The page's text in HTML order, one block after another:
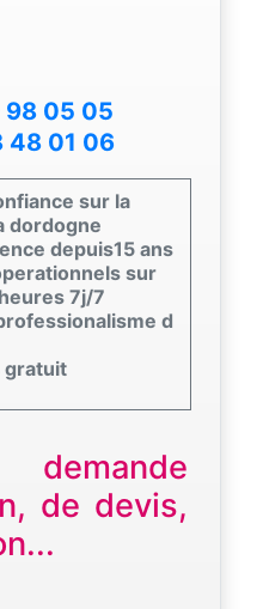
98 05 05
48 01 06
sur la
dordogne
depuis15 ans
sur
7j/7
d
gratuit
de devis,